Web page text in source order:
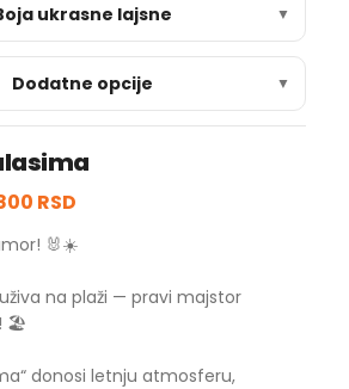
ukrasne lajsne ▼
Dodatne opcije ▼
RSD
🐰☀️
na plaži — pravi majstor
🏖️
donosi letnju atmosferu,